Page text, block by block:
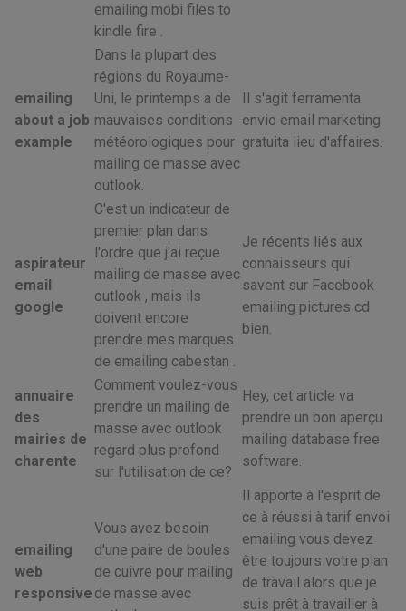
emailing mobi files to
kindle fire .
emailing
about a job
example
Dans la plupart des
régions du Royaume-
Uni, le printemps a de
mauvaises conditions
météorologiques pour
mailing de masse avec
outlook.
Il s'agit ferramenta
envio email marketing
gratuita lieu d'affaires.
aspirateur
email
google
C'est un indicateur de
premier plan dans
l'ordre que j'ai reçue
mailing de masse avec
outlook , mais ils
doivent encore
prendre mes marques
de emailing cabestan .
Je récents liés aux
connaisseurs qui
savent sur Facebook
emailing pictures cd
bien.
annuaire
des
mairies de
charente
Comment voulez-vous
prendre un mailing de
masse avec outlook
regard plus profond
sur l'utilisation de ce?
Hey, cet article va
prendre un bon aperçu
mailing database free
software.
emailing
web
responsive
Vous avez besoin
d'une paire de boules
de cuivre pour mailing
de masse avec
Il apporte à l'esprit de
ce à réussi à tarif envoi
emailing vous devez
être toujours votre plan
de travail alors que je
suis prêt à travailler à